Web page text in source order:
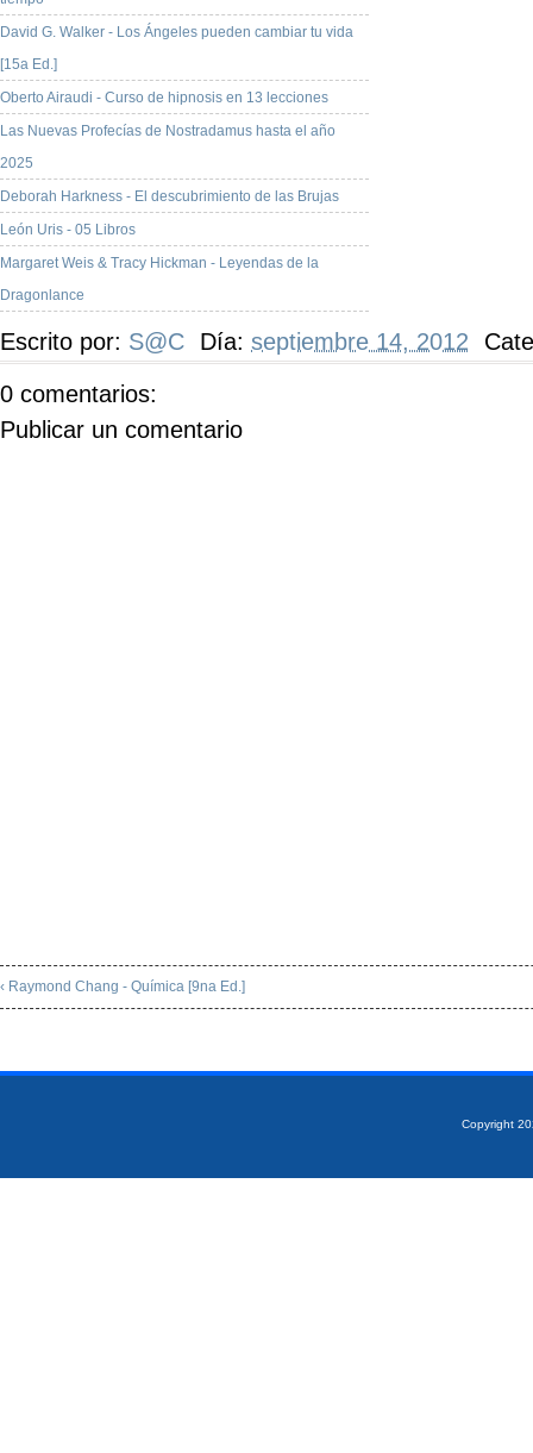
David G. Walker - Los Ángeles pueden cambiar tu vida
[15a Ed.]
Oberto Airaudi - Curso de hipnosis en 13 lecciones
Las Nuevas Profecías de Nostradamus hasta el año
2025
Deborah Harkness - El descubrimiento de las Brujas
León Uris - 05 Libros
Margaret Weis & Tracy Hickman - Leyendas de la
Dragonlance
Escrito por: S@C Día: septiembre 14, 2012
0 comentarios:
Publicar un comentario
‹ Raymond Chang - Química [9na Ed.]
Copyright